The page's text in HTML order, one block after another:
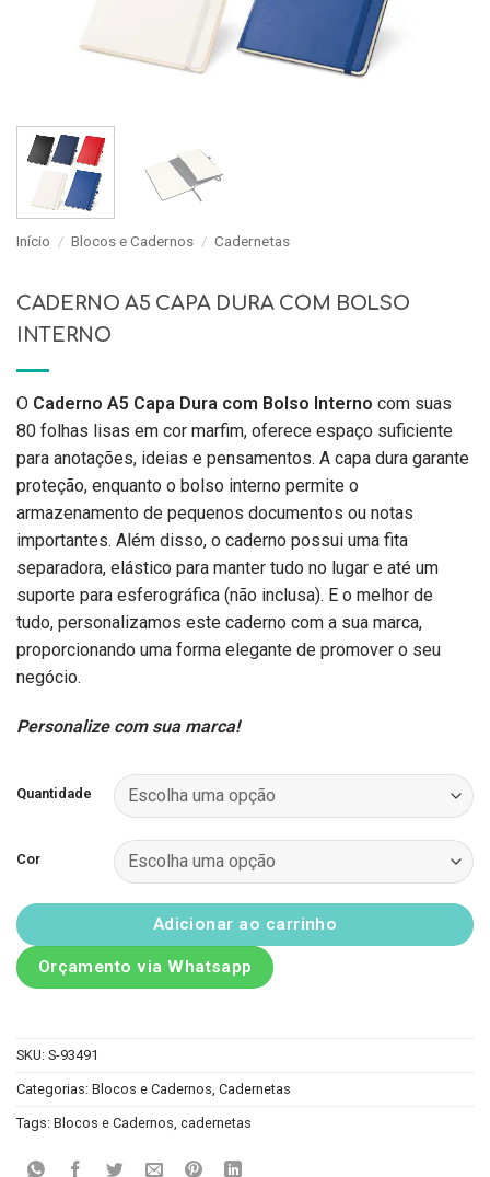
Início / Blocos e Cadernos / Cadernetas
CADERNO A5 CAPA DURA COM BOLSO
INTERNO
O Caderno A5 Capa Dura com Bolso Interno com suas
80 folhas lisas em cor marfim, oferece espaço suficiente
para anotações, ideias e pensamentos. A capa dura garante
proteção, enquanto o bolso interno permite o
armazenamento de pequenos documentos ou notas
importantes. Além disso, o caderno possui uma fita
separadora, elástico para manter tudo no lugar e até um
suporte para esferográfica (não inclusa). E o melhor de
tudo, personalizamos este caderno com a sua marca,
proporcionando uma forma elegante de promover o seu
negócio.
Personalize com sua marca!
Quantidade
Cor
Adicionar ao carrinho
Orçamento via Whatsapp
SKU: S-93491
Categorias: Blocos e Cadernos Cadernetas
Tags: Blocos e Cadernos cadernetas